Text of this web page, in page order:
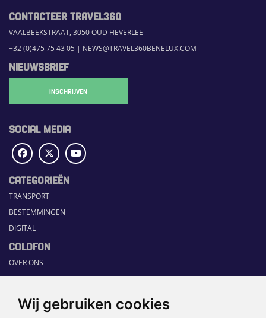
Wij gebruiken cookies
CONTACTEER TRAVEL360
VAALBEEKSTRAAT, 3050 OUD HEVERLEE
+32 (0)475 75 43 05 | NEWS@TRAVEL360BENELUX.COM
NIEUWSBRIEF
INSCHRIJVEN
SOCIAL MEDIA
CATEGORIEËN
TRANSPORT
BESTEMMINGEN
DIGITAL
COLOFON
OVER ONS
COMMUNICATION PLATFORM
RUBRIEKEN